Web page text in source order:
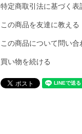
特定商取引法に基づく表
この商品を友達に教える
この商品について問い合
買い物を続ける